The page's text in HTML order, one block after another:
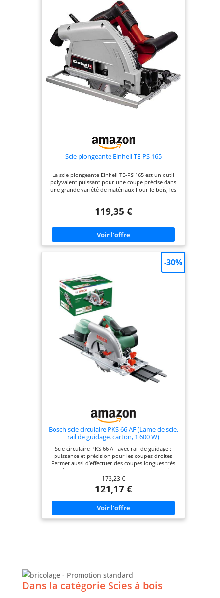
Scie plongeante Einhell TE-PS 165
La scie plongeante Einhell TE-PS 165 est un outil
polyvalent puissant pour une coupe précise dans
une grande variété de matériaux Pour le bois, les
panneaux et les plastiques: Grâce à une puissance
qualité coupe les matériaux avec une profondeur
Pour des coupes en angle allant jusqu'à 45 °, des
profondeurs allant jusqu'à 48 mm (sans rail) ne
sont pas non plus un problème Des coupes nettes
sont également garanties même lorsque vous
et l'angle d'inclinaison sont faciles à régler sans
aucun outil supplémentaire Le verrouillage de la
lame facilite le changement de la lame de scie La
longueur du câble est suffisamment longue pour
offrir un rayon de fonctionnement extrêmement
grand, pouvant aller jusqu'à quatre mètres Pour
les résultats en ligne droite, vous disposez de la
butée parallèle La grande poignée est conçue
pour aider à travailler avec la scie plongeante
Einhell à effectuer sans se fatiguer Pour plus de
précision, un système de rail de guidage est
disponible séparément Des supports en plastique
spéciaux permettent un réglage précis du rail de
guidage
119,35 €
Bosch scie circulaire PKS 66 AF (Lame de scie,
rail de guidage, carton, 1 600 W)
Scie circulaire PKS 66 AF avec rail de guidage :
puissance et précision pour les coupes droites
Permet aussi d’effectuer des coupes longues très
précises avec le rail de guidage fourni Travail
propre car 80 % des copeaux sont récupérés par
le boîtier CleanSystem fourni Accepte les lames de
scie circulaire avec un diamètre nominal de 190
mm Livré avec : PKS 66 AF, boîtier CleanSystem,
guide de coupe CutControl, trois éléments de rail
de guidage (de 35 cm chacun), lame Speedline
Wood (diamètre 190 mm), butée parallèle, carton
173,23 €
121,17 €
-30%
Dans la catégorie Scies à bois